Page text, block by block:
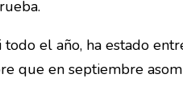
el año, ha estado
que en septiembre